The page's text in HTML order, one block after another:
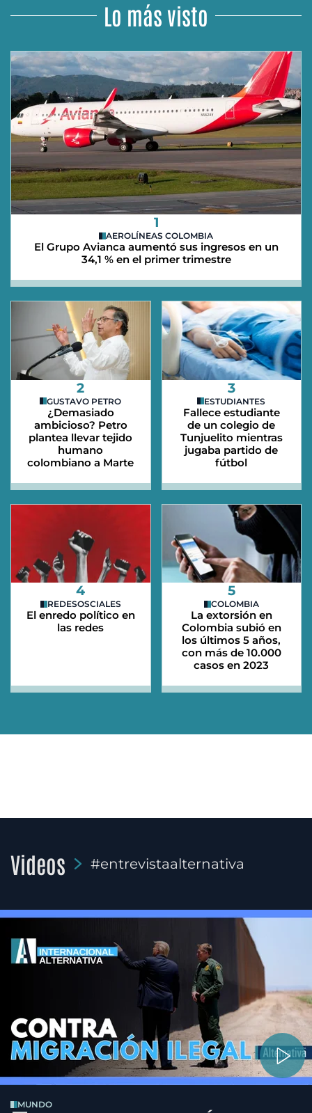
Lo más visto
1
AEROLÍNEAS COLOMBIA
El Grupo Avianca aumentó sus ingresos en un
34,1 % en el primer trimestre
2
GUSTAVO PETRO
¿Demasiado
ambicioso? Petro
plantea llevar tejido
humano
colombiano a Marte
3
ESTUDIANTES
Fallece estudiante
de un colegio de
Tunjuelito mientras
jugaba partido de
fútbol
4
REDESOSCIALES
El enredo político en
las redes
5
COLOMBIA
La extorsión en
Colombia subió en
los últimos 5 años,
con más de 10.000
casos en 2023
Videos #entrevistaalternativa
MUNDO